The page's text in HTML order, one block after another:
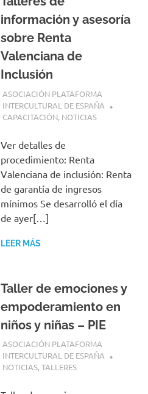
información y asesoría
sobre Renta
Valenciana de
Inclusión
25 ABRIL, 2018
ASOCIACIÓN PLATAFORMA
INTERCULTURAL DE ESPAÑA
CAPACITACIÓN, NOTICIAS
Ver detalles de
procedimiento: Renta
Valenciana de inclusión: Renta
de garantía de ingresos
mínimos Se desarrolló el día
de ayer[…]
LEER MÁS
Taller de emociones y
empoderamiento en
niños y niñas – PIE
23 ABRIL, 2018
ASOCIACIÓN PLATAFORMA
INTERCULTURAL DE ESPAÑA
NOTICIAS,TALLERES